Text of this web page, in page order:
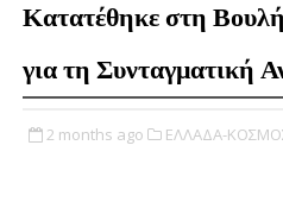
Κατατέθηκε στη
για τη Συνταγματική
2 months ago ΕΛΛΑΔΑ-